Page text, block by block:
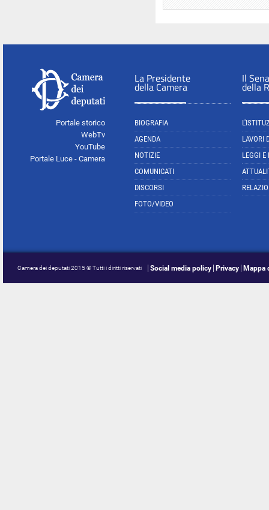
Portale storico
WebTv
YouTube
Portale Luce - Camera
La Presidente
della Camera
BIOGRAFIA
AGENDA
NOTIZIE
COMUNICATI
DISCORSI
FOTO/VIDEO
Il
della
LAVORI
LEGGI E
Camera dei deputati 2015 © Tutti i diritti riservati Social media policy Privacy Mappa